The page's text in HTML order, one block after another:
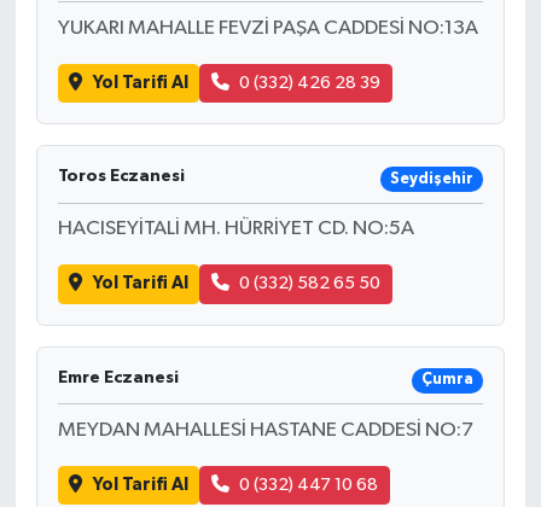
YUKARI MAHALLE FEVZİ PAŞA CADDESİ NO:13A
Yol Tarifi Al 0 (332) 426 28 39
Toros Eczanesi Seydişehir
HACISEYİTALİ MH. HÜRRİYET CD. NO:5A
Yol Tarifi Al 0 (332) 582 65 50
Emre Eczanesi Çumra
MEYDAN MAHALLESİ HASTANE CADDESİ NO:7
Yol Tarifi Al 0 (332) 447 10 68